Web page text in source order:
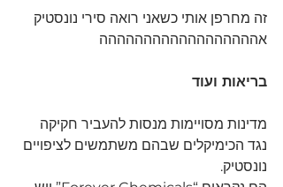
זה מחרפן אותי כשאני רואה סירי נונסטיק
אהההההההההההההההההה
בריאות ועוד
מדינות מסויימות מנסות להעביר חקיקה
נגד הכימיקלים שבהם משתמשים לציפויים
נונסטיק.